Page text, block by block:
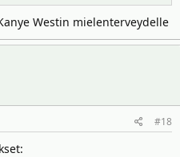
Westin mielenterveydelle
#18